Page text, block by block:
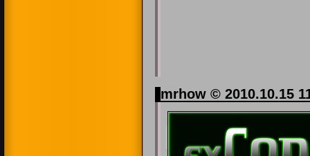
mrhow © 2010.10.15